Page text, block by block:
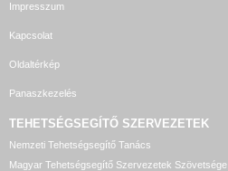
Impresszum
Kapcsolat
Oldaltérkép
Panaszkezelés
TEHETSÉGSEGÍTŐ SZERVEZETEK
Nemzeti Tehetségsegítő Tanács
Magyar Tehetségsegítő Szervezetek Szövetsége